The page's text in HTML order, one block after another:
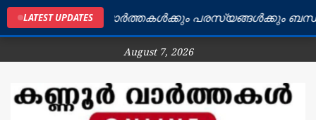
LATEST UPDATES
ജില്ലയിലെ വാർത്തകൾക്കും പരസ്യങ്ങൾക്കും
August 7, 2026